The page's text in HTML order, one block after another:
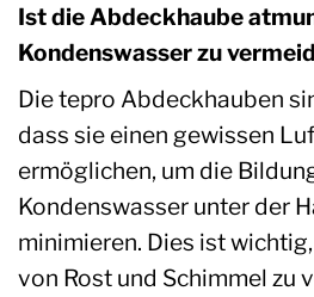
Ist die Abdeckhaube
Kondenswasser zu
Die tepro Abdeckhauben
dass sie einen gewissen
ermöglichen, um die
Kondenswasser unter der
minimieren. Dies ist
von Rost und Schimmel zu